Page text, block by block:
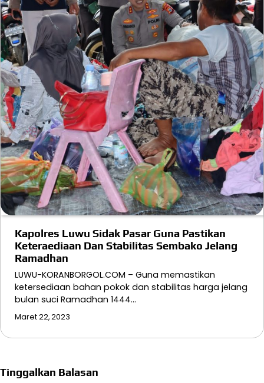
Kapolres Luwu Sidak Pasar Guna Pastikan
Keteraediaan Dan Stabilitas Sembako Jelang
Ramadhan
LUWU-KORANBORGOL.COM – Guna memastikan
ketersediaan bahan pokok dan stabilitas harga jelang
bulan suci Ramadhan 1444…
Maret 22, 2023
Tinggalkan Balasan